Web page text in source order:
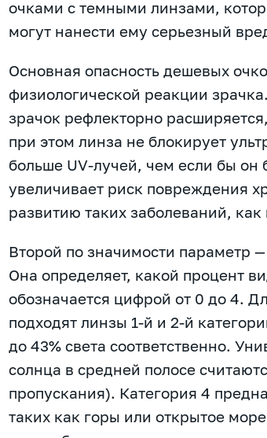
очками с темными линзами,
могут нанести ему серьезный
Основная опасность дешевых
физиологической реакции
зрачок рефлекторно
при этом линза не блокирует
больше UV-лучей, чем если бы он
увеличивает риск повреждения
развитию таких заболеваний,
Второй по значимости параметр
Она определяет, какой процент
обозначается цифрой от 0 до 4.
подходят линзы 1-й и 2-й
до 43% света соответственно.
солнца в средней полосе
пропускания). Категория 4
таких как горы или открытое